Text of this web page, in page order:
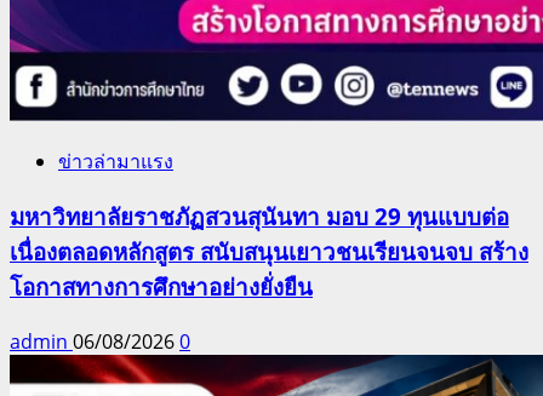
ข่าวล่ามาแรง
มหาวิทยาลัยราชภัฏสวนสุนันทา มอบ 29 ทุนแบบต่อ
เนื่องตลอดหลักสูตร สนับสนุนเยาวชนเรียนจนจบ สร้าง
โอกาสทางการศึกษาอย่างยั่งยืน
admin 06/08/20260